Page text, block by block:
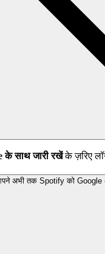
के साथ जारी रखेंके ज़रिए
अभी तक Spotify को Google